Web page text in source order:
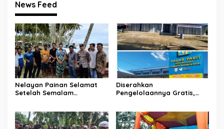
News Feed
Nelayan Painan Selamat
Setelah Semalam
Selatan
Diserahkan
Pengelolaannya Gratis,
Kontrak Toko